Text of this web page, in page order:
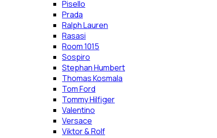
Pisello
Prada
Ralph Lauren
Rasasi
Room 1015
Sospiro
Stephan Humbert
Thomas Kosmala
Tom Ford
Tommy Hilfiger
Valentino
Versace
Viktor & Rolf